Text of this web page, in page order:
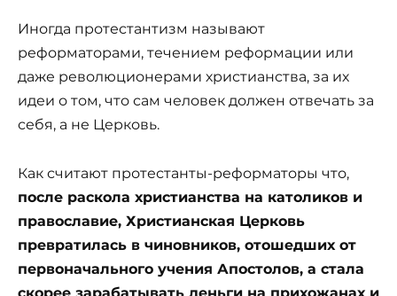
Иногда протестантизм называют
реформаторами, течением реформации или
даже революционерами христианства, за их
идеи о том, что сам человек должен отвечать за
себя, а не Церковь.
Как считают протестанты-реформаторы что,
после раскола христианства на католиков и
православие, Христианская Церковь
превратилась в чиновников, отошедших от
первоначального учения Апостолов, а стала
скорее зарабатывать деньги на прихожанах и